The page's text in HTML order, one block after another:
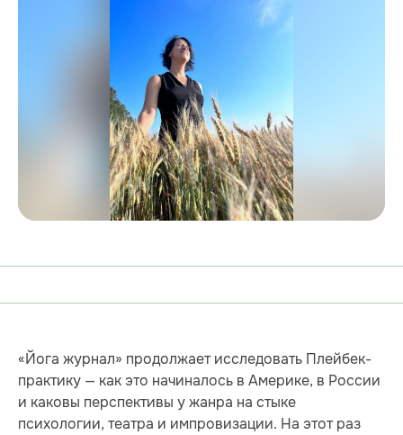
«Йога журнал» продолжает исследовать Плейбек-
практику — как это начиналось в Америке, в России
и каковы перспективы у жанра на стыке
психологии, театра и импровизации. На этот раз